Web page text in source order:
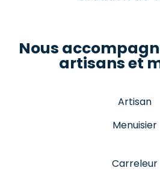
Nous
artisans et
Artisan
Menuisier
Carreleur